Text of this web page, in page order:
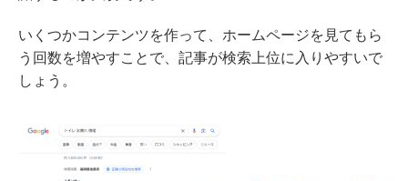
いくつかコンテンツを作って、ホームページを見てもら
う回数を増やすことで、記事が検索上位に入りやすいで
しょう。